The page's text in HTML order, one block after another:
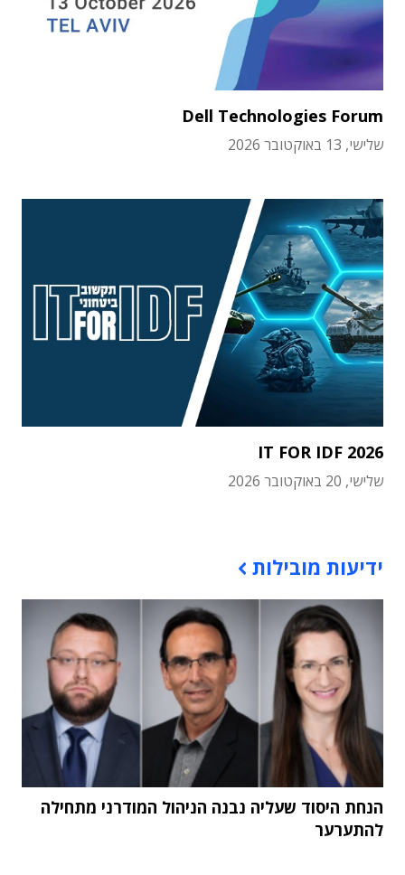
Dell Technologies Forum
שלישי, 13 באוקטובר 2026
IT FOR IDF 2026
שלישי, 20 באוקטובר 2026
ידיעות מובילות
הנחת היסוד שעליה נבנה הניהול המודרני מתחילה
להתערער